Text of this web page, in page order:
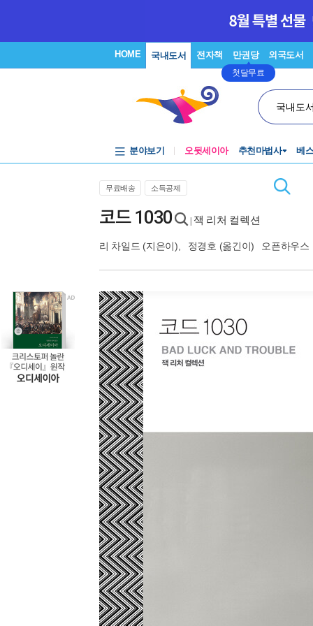
HOME 국내도서 전자책 만권당
첫달무료
외국도서
국내도
분야보기 오뒷세이아 추천마법사 베
무료배송 소득공제
코드 1030 잭 리처 컬렉션
리 차일드 (지은이), 정경호 (옮긴이) 오픈하우스